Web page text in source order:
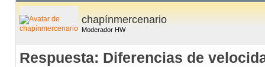
chapínmercenario
Moderador HW
Respuesta: Diferencias de